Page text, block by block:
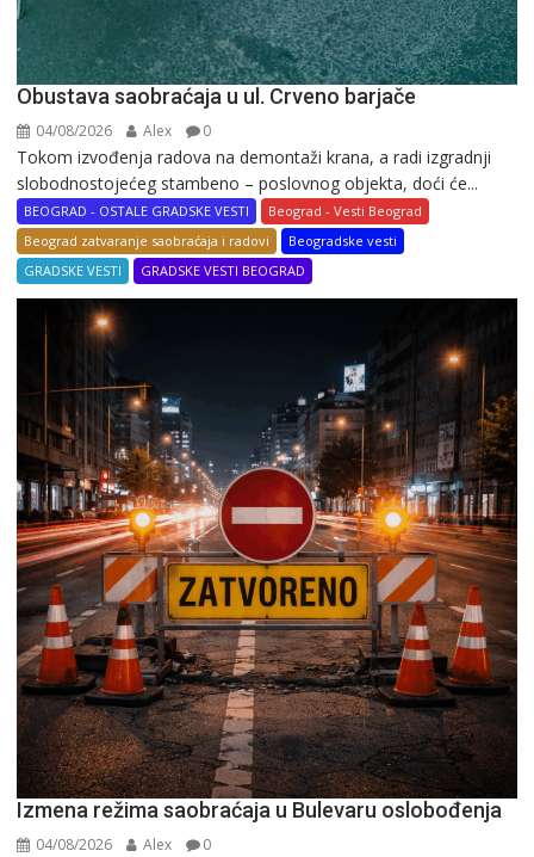
Obustava saobraćaja u ul. Crveno barjače
04/08/2026 Alex 0
Tokom izvođenja radova na demontaži krana, a radi izgradnji
slobodnostojećeg stambeno – poslovnog objekta, doći će...
BEOGRAD - OSTALE GRADSKE VESTI
Beograd - Vesti Beograd
Beograd zatvaranje saobraćaja i radovi
Beogradske vesti
GRADSKE VESTI
GRADSKE VESTI BEOGRAD
Izmena režima saobraćaja u Bulevaru oslobođenja
04/08/2026 Alex 0